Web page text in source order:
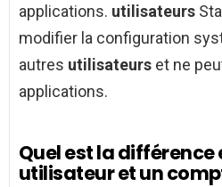
applications. utilisateurs
modifier la configuration
autres utilisateurs et ne
applications.
Quel est la
utilisateur et un